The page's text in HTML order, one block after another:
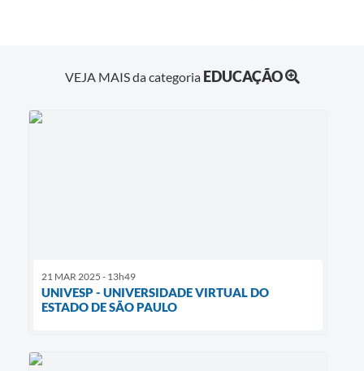
VEJA MAIS da categoria EDUCAÇÃO
21 MAR 2025 - 13h49
UNIVESP - UNIVERSIDADE VIRTUAL DO
ESTADO DE SÃO PAULO